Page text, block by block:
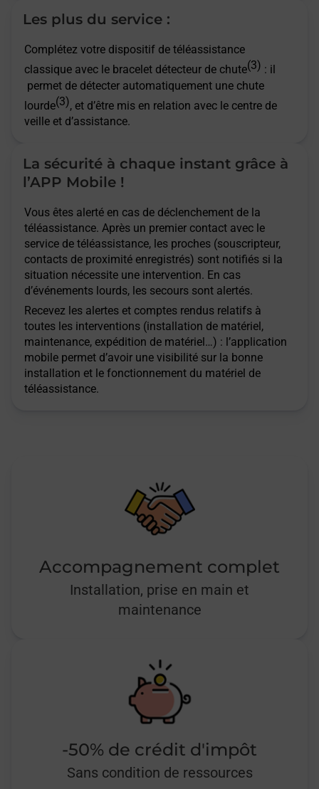
Les plus du service :
Complétez votre dispositif de téléassistance
classique avec le bracelet détecteur de chute(3) : il
permet de détecter automatiquement une chute
lourde(3), et d’être mis en relation avec le centre de
veille et d’assistance.
La sécurité à chaque instant grâce à
l’APP Mobile !
Vous êtes alerté en cas de déclenchement de la
téléassistance. Après un premier contact avec le
service de téléassistance, les proches (souscripteur,
contacts de proximité enregistrés) sont notifiés si la
situation nécessite une intervention. En cas
d’événements lourds, les secours sont alertés.
Recevez les alertes et comptes rendus relatifs à
toutes les interventions (installation de matériel,
maintenance, expédition de matériel…) : l’application
mobile permet d’avoir une visibilité sur la bonne
installation et le fonctionnement du matériel de
téléassistance.
Accompagnement complet
Installation, prise en main et
maintenance
-50% de crédit d'impôt
Sans condition de ressources